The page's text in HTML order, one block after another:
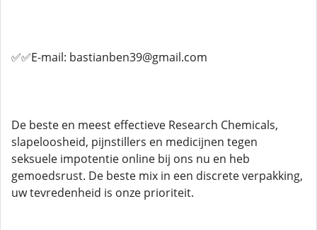
✅✅E-mail: bastianben39@gmail.com
De beste en meest effectieve Research Chemicals,
slapeloosheid, pijnstillers en medicijnen tegen
seksuele impotentie online bij ons nu en heb
gemoedsrust. De beste mix in een discrete verpakking,
uw tevredenheid is onze prioriteit.